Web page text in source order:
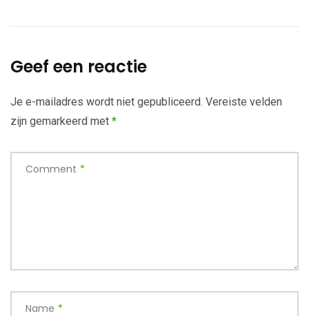
Geef een reactie
Je e-mailadres wordt niet gepubliceerd. Vereiste velden
zijn gemarkeerd met *
Comment *
Name *